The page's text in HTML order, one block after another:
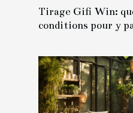
Tirage Gifi Win:
conditions pour y